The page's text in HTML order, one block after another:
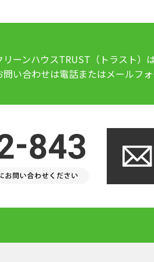
リーンハウスTRUST（トラスト）
問い合わせは電話またはメールフォ